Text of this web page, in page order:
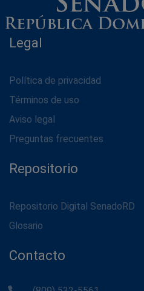
Legal
Política de privacidad
Términos de uso
Aviso legal
Preguntas frecuentes
Repositorio
Repositorio Digital SenadoRD
Glosario
Contacto